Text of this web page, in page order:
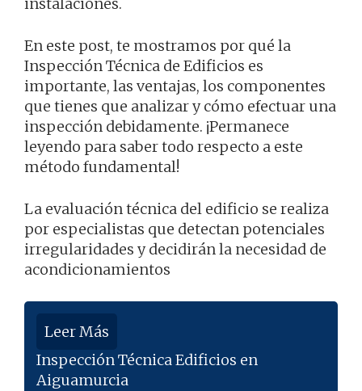
En este post, te mostramos por qué la
Inspección Técnica de Edificios es
importante, las ventajas, los componentes
que tienes que analizar y cómo efectuar una
inspección debidamente. ¡Permanece
leyendo para saber todo respecto a este
método fundamental!
La evaluación técnica del edificio se realiza
por especialistas que detectan potenciales
irregularidades y decidirán la necesidad de
acondicionamientos
Leer Más
Inspección Técnica Edificios en
Aiguamurcia